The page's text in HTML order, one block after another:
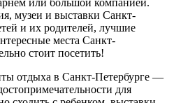
музеи и выставки Санкт-
и их родителей, лучшие
места Санкт-
стоит посетить!
отдыха в Санкт-Петербурге —
для